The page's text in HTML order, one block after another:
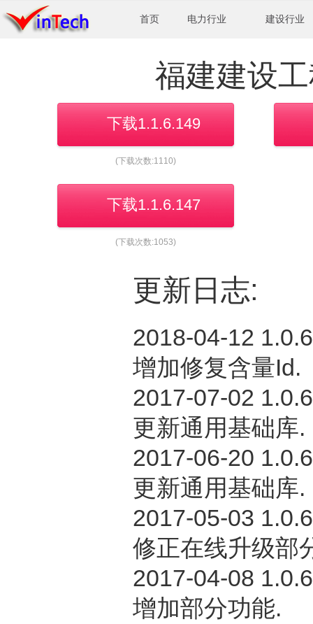
首页 电力行业 建设行业
福建建设
下载1.1.6.149
(下载次数:1110)
下载1.1.6.147
(下载次数:1053)
更新日志:
2018-04-12
增加修复含量Id.
2017-07-02
更新通用基础库.
2017-06-20
更新通用基础库.
2017-05-03
修正在线升级部
2017-04-08
增加部分功能.